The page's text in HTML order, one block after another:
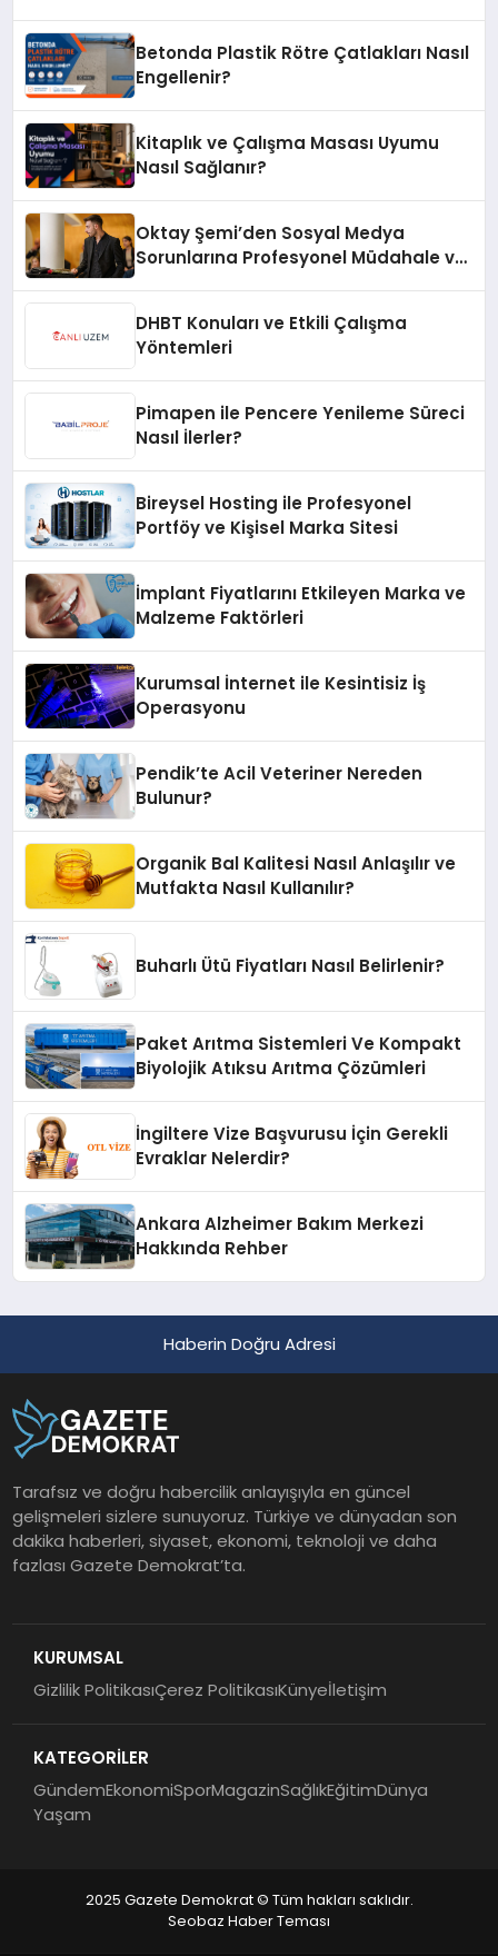
Betonda Plastik Rötre Çatlakları Nasıl
Engellenir?
Kitaplık ve Çalışma Masası Uyumu
Nasıl Sağlanır?
Oktay Şemi’den Sosyal Medya
Sorunlarına Profesyonel Müdahale ve
DHBT Konuları ve Etkili Çalışma
Yöntemleri
Pimapen ile Pencere Yenileme Süreci
Nasıl İlerler?
Bireysel Hosting ile Profesyonel
Portföy ve Kişisel Marka Sitesi
İmplant Fiyatlarını Etkileyen Marka ve
Malzeme Faktörleri
Kurumsal İnternet ile Kesintisiz İş
Operasyonu
Pendik’te Acil Veteriner Nereden
Bulunur?
Organik Bal Kalitesi Nasıl Anlaşılır ve
Mutfakta Nasıl Kullanılır?
Buharlı Ütü Fiyatları Nasıl Belirlenir?
Paket Arıtma Sistemleri Ve Kompakt
Biyolojik Atıksu Arıtma Çözümleri
İngiltere Vize Başvurusu İçin Gerekli
Evraklar Nelerdir?
Ankara Alzheimer Bakım Merkezi
Hakkında Rehber
Haberin Doğru Adresi
Tarafsız ve doğru habercilik anlayışıyla en güncel
gelişmeleri sizlere sunuyoruz. Türkiye ve dünyadan son
dakika haberleri, siyaset, ekonomi, teknoloji ve daha
fazlası Gazete Demokrat’ta.
KURUMSAL
Gizlilik PolitikasıÇerez PolitikasıKünyeİletişim
KATEGORİLER
GündemEkonomiSporMagazinSağlıkEğitimDünya
Yaşam
2025 Gazete Demokrat © Tüm hakları saklıdır.
Seobaz Haber Teması